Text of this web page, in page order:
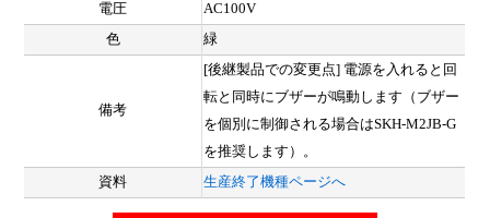
電圧
AC100V
色
緑
備考
[後継製品での変更点] 電源を入れると回
転と同時にブザーが鳴動します（ブザー
を個別に制御される場合はSKH-M2JB-G
を推奨します）。
資料
生産終了機種ページへ